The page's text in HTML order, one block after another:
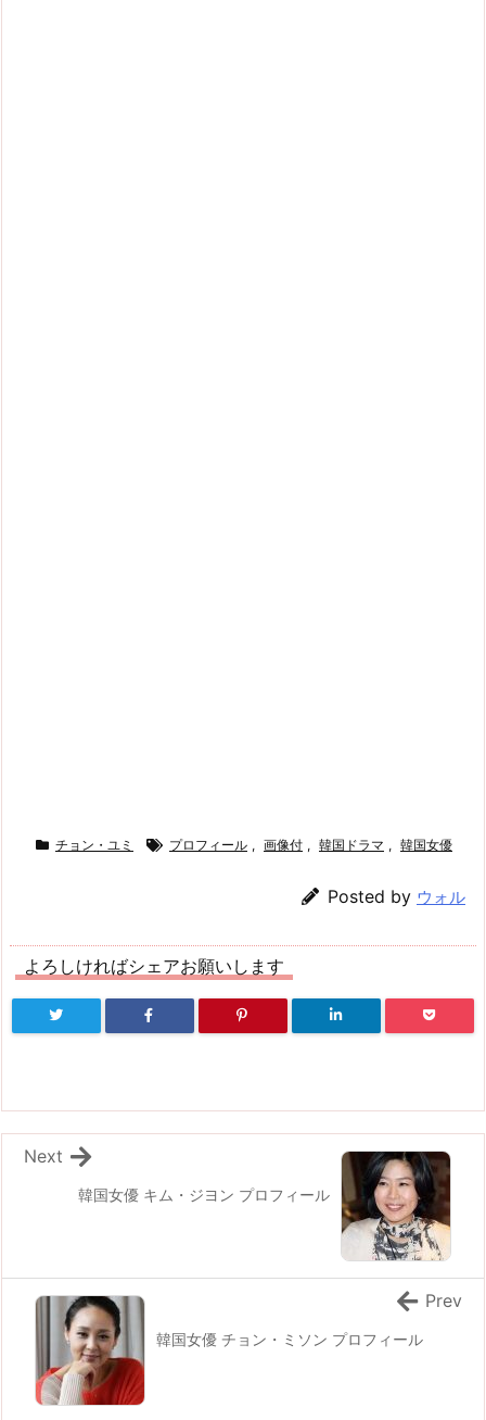
チョン・ユミ プロフィール , 画像付 , 韓国ドラマ , 韓国女優
Posted by ウォル
よろしければシェアお願いします
韓国女優 キム・ジヨン プロフィール
Next
韓国女優 チョン・ミソン プロフィール
Prev